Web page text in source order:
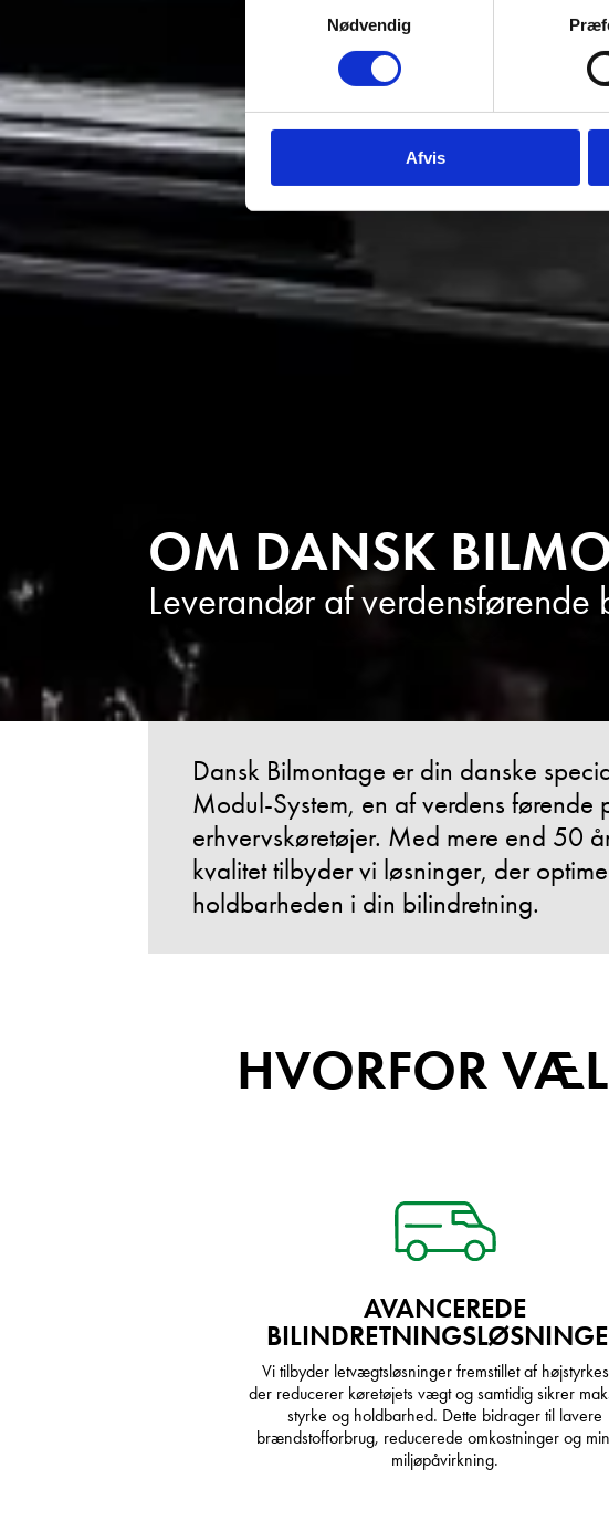
Nødvendig
Afvis
OM DANSK
Leverandør af verdensførende
Dansk Bilmontage er din danske
Modul-System, en af verdens
erhvervskøretøjer. Med mere end 50
kvalitet tilbyder vi løsninger, der
holdbarheden i din bilindretning.
HVORFOR
AVANCEREDE
Vi tilbyder letvægtsløsninger fremstillet af
der reducerer køretøjets vægt og samtidig sikrer
styrke og holdbarhed. Dette bidrager til lavere
brændstofforbrug, reducerede omkostninger og
miljøpåvirkning.